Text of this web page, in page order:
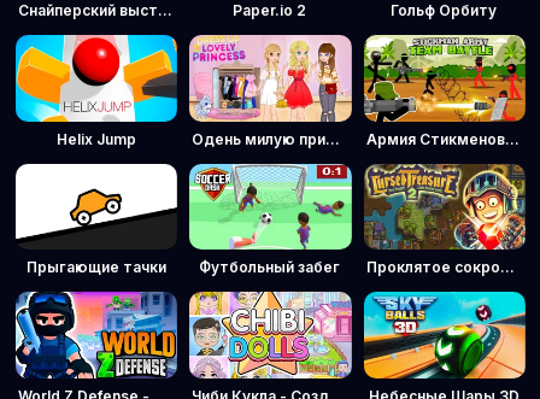
Снайперский выстрел: Время пули Paper.io 2 Гольф Орбиту
Helix Jump Одень милую принцессу Армия Стикменов: Командная битва
Прыгающие тачки Футбольный забег Проклятое сокровище 2